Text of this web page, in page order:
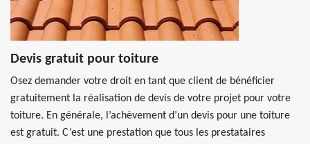
Devis gratuit pour toiture
Osez demander votre droit en tant que client de bénéficier
gratuitement la réalisation de devis de votre projet pour votre
toiture. En générale, l’achèvement d’un devis pour une toiture
est gratuit. C’est une prestation que tous les prestataires